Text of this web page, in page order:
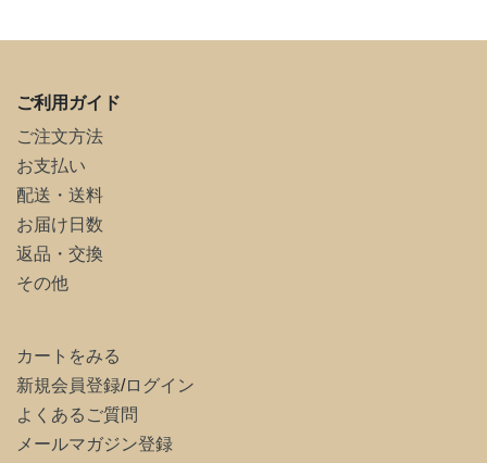
ご利用ガイド
ご注文方法
お支払い
配送・送料
お届け日数
返品・交換
その他
カートをみる
新規会員登録/ログイン
よくあるご質問
メールマガジン登録